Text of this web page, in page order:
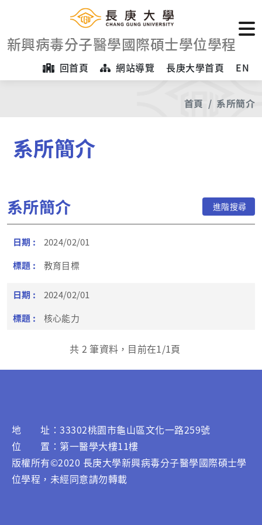
新興病毒分子醫學國際碩士學位學程
回首頁 網站導覽 長庚大學首頁 EN
首頁 系所簡介
系所簡介
系所簡介 進階搜尋
2024/02/01
教育目標
2024/02/01
核心能力
共 2 筆資料，目前在1/1頁
地 址：33302桃園市龜山區文化一路259號
位 置：第一醫學大樓11樓
版權所有©2020 長庚大學新興病毒分子醫學國際碩士學
位學程，未經同意請勿轉載